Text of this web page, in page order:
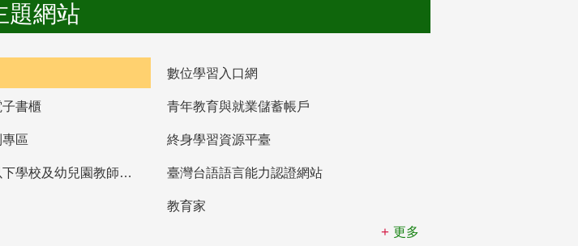
題網站
數位學習入口網
書櫃 青年教育與就業儲蓄帳戶
區 終身學習資源平臺
教育部高中等以下學校及幼兒園教師資格檢定考試 臺灣台語語言能力認證網站
教育家
更多